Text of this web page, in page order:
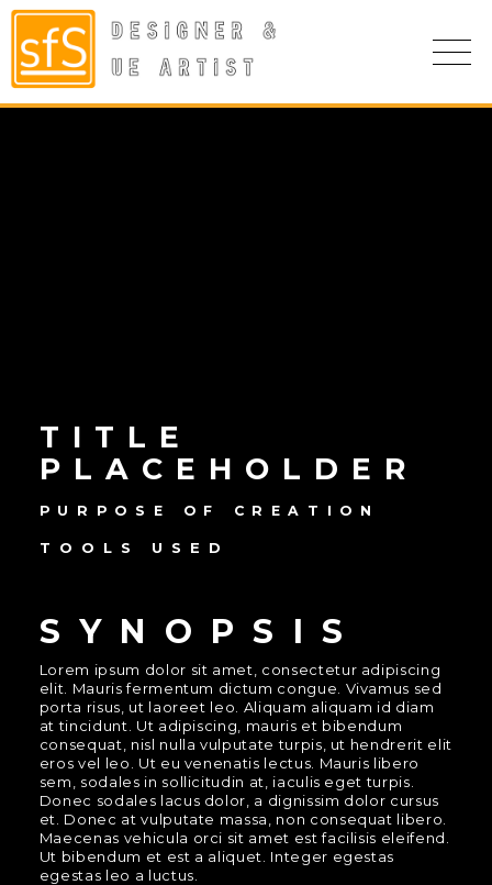
TITLE
PLACEHOLDER
PURPOSE OF CREATION
TOOLS USED
SYNOPSIS
Lorem ipsum dolor sit amet, consectetur adipiscing
elit. Mauris fermentum dictum congue. Vivamus sed
porta risus, ut laoreet leo. Aliquam aliquam id diam
at tincidunt. Ut adipiscing, mauris et bibendum
consequat, nisl nulla vulputate turpis, ut hendrerit elit
eros vel leo. Ut eu venenatis lectus. Mauris libero
sem, sodales in sollicitudin at, iaculis eget turpis.
Donec sodales lacus dolor, a dignissim dolor cursus
et. Donec at vulputate massa, non consequat libero.
Maecenas vehicula orci sit amet est facilisis eleifend.
Ut bibendum et est a aliquet. Integer egestas
egestas leo a luctus.